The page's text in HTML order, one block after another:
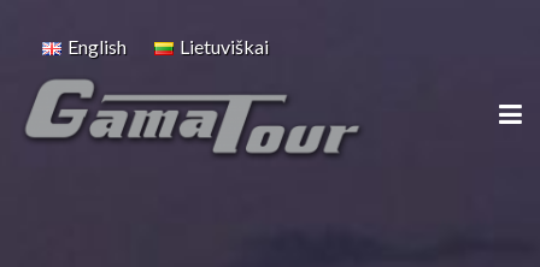
English Lietuviškai